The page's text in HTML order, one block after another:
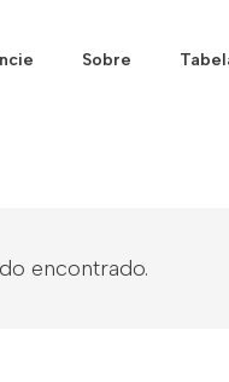
Sobre
encontrado.